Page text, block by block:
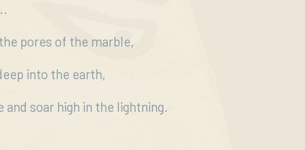
pores of the marble,
into the earth,
and soar high in the lightning.